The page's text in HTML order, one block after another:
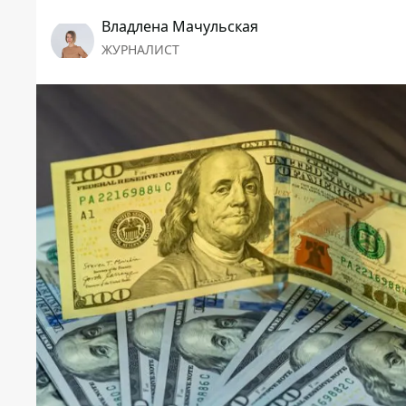
Владлена Мачульская
ЖУРНАЛИСТ